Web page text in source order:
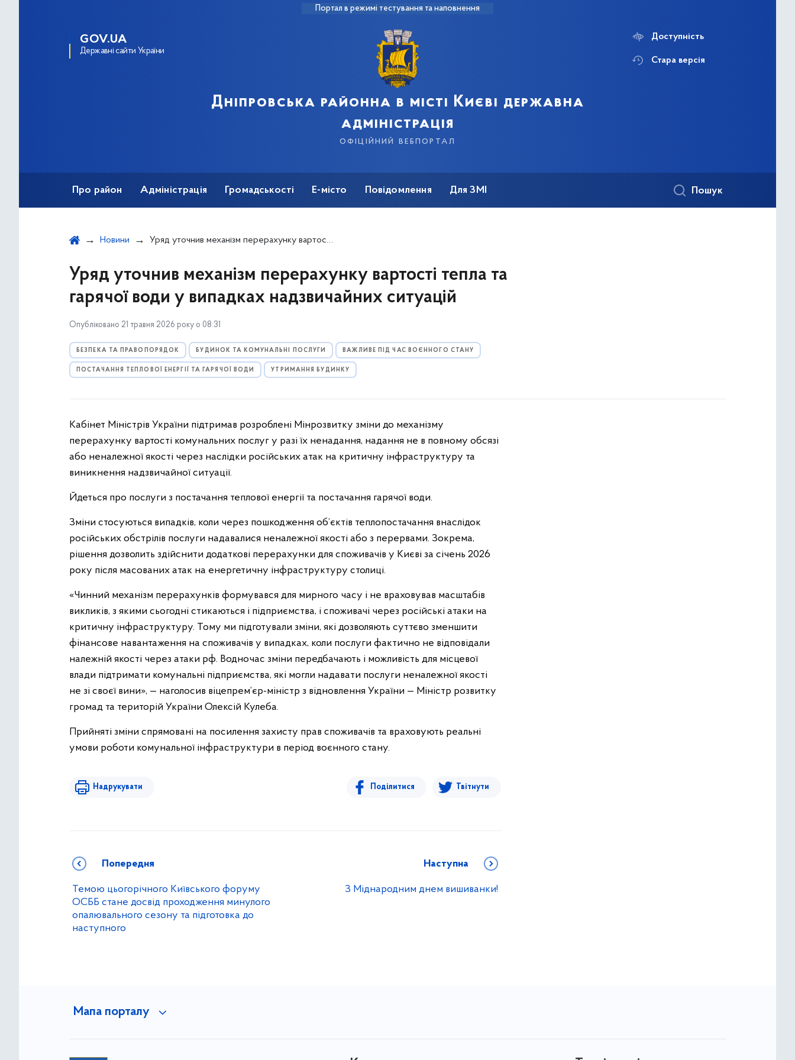
Портал в режимі тестування та наповнення
GOV.UA
Державні сайти України
Дніпровська районна в місті Києві державна
адміністрація
офіційний вебпортал
Доступність
Стара версія
Про район Адміністрація Громадськості Е-місто Повідомлення Для ЗМІ Пошук
Новини Уряд уточнив механізм перерахунку вартості тепла та гарячої води у випадках надзвичайних ситуацій
Уряд уточнив механізм перерахунку вартості тепла та
гарячої води у випадках надзвичайних ситуацій
Опубліковано 21 травня 2026 року о 08:31
БЕЗПЕКА ТА ПРАВОПОРЯДОК БУДИНОК ТА КОМУНАЛЬНІ ПОСЛУГИ ВАЖЛИВЕ ПІД ЧАС ВОЄННОГО СТАНУ
ПОСТАЧАННЯ ТЕПЛОВОЇ ЕНЕРГІЇ ТА ГАРЯЧОЇ ВОДИ УТРИМАННЯ БУДИНКУ
Кабінет Міністрів України підтримав розроблені Мінрозвитку зміни до механізму
перерахунку вартості комунальних послуг у разі їх ненадання, надання не в повному обсязі
або неналежної якості через наслідки російських атак на критичну інфраструктуру та
виникнення надзвичайної ситуації.
Йдеться про послуги з постачання теплової енергії та постачання гарячої води.
Зміни стосуються випадків, коли через пошкодження об’єктів теплопостачання внаслідок
російських обстрілів послуги надавалися неналежної якості або з перервами. Зокрема,
рішення дозволить здійснити додаткові перерахунки для споживачів у Києві за січень 2026
року після масованих атак на енергетичну інфраструктуру столиці.
«Чинний механізм перерахунків формувався для мирного часу і не враховував масштабів
викликів, з якими сьогодні стикаються і підприємства, і споживачі через російські атаки на
критичну інфраструктуру. Тому ми підготували зміни, які дозволяють суттєво зменшити
фінансове навантаження на споживачів у випадках, коли послуги фактично не відповідали
належній якості через атаки рф. Водночас зміни передбачають і можливість для місцевої
влади підтримати комунальні підприємства, які могли надавати послуги неналежної якості
не зі своєї вини», — наголосив віцепрем’єр-міністр з відновлення України — Міністр розвитку
громад та територій України Олексій Кулеба.
Прийняті зміни спрямовані на посилення захисту прав споживачів та враховують реальні
умови роботи комунальної інфраструктури в період воєнного стану.
Надрукувати Поділитися Твітнути
Попередня
Темою цьогорічного Київського форуму
ОСББ стане досвід проходження минулого
опалювального сезону та підготовка до
наступного
Наступна
З Міднародним днем вишиванки!
Мапа порталу